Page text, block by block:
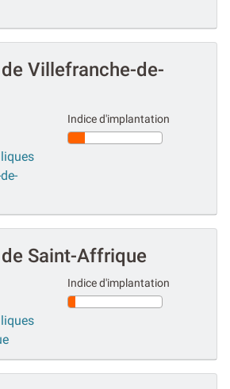
Villefranche-de-
Indice d'implantation
Saint-Affrique
Indice d'implantation